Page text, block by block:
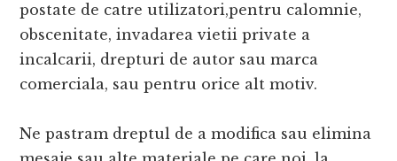
postate de catre utilizatori,pentru calomnie,
obscenitate, invadarea vietii private a
incalcarii, drepturi de autor sau marca
comerciala, sau pentru orice alt motiv.
Ne pastram dreptul de a modifica sau elimina